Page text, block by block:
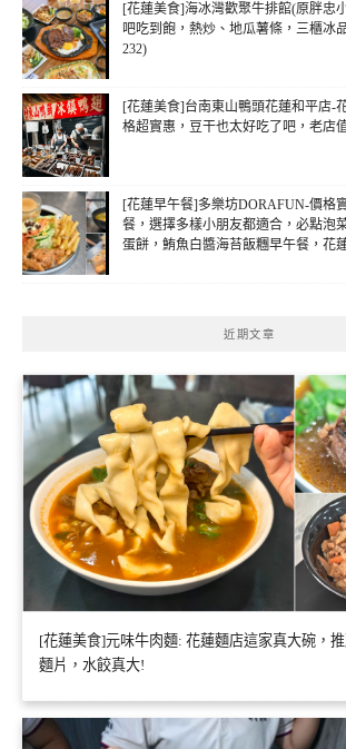
[花蓮美食]海冰灣歡聚牛排館(原胖忠
吧吃到飽，熱炒、地瓜薯條，三櫃冰
232)
[花蓮美食]台南東山鴨頭花蓮和平店-
格超實惠，豆干也太好吃了吧，老店
[花蓮早午餐]多樂坊DORAFUN-價格
餐，選擇多樣小朋友都適合，必點泡
蛋餅，鮪魚白醬海苔飯糰早午餐，花
近期文章
[花蓮美食]元味牛肉麵: 花蓮麵店這家真大碗，
麵片，水餃真大!